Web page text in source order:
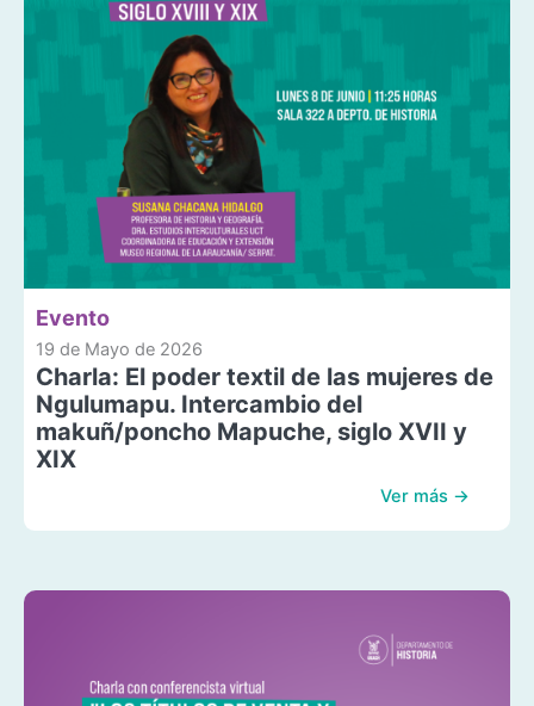
Evento
19 de Mayo de 2026
Charla: El poder textil de las mujeres de
Ngulumapu. Intercambio del
makuñ/poncho Mapuche, siglo XVII y
XIX
Ver más →